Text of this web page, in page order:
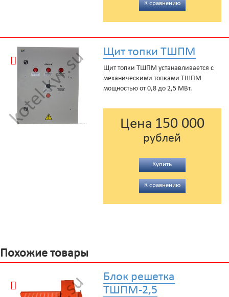
К сравнению
Щит топки ТШПМ
Щит топки ТШПМ устанавливается c
механическими топками ТШПМ
мощностью от 0,8 до 2,5 МВт.
Цена 150 000
рублей
Купить
К сравнению
Похожие товары
Блок решетка
ТШПМ-2,5